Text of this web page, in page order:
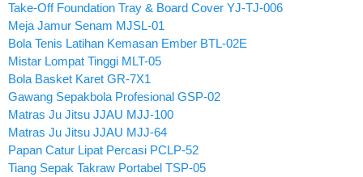
Take-Off Foundation Tray & Board Cover YJ-TJ-006
Meja Jamur Senam MJSL-01
Bola Tenis Latihan Kemasan Ember BTL-02E
Mistar Lompat Tinggi MLT-05
Bola Basket Karet GR-7X1
Gawang Sepakbola Profesional GSP-02
Matras Ju Jitsu JJAU MJJ-100
Matras Ju Jitsu JJAU MJJ-64
Papan Catur Lipat Percasi PCLP-52
Tiang Sepak Takraw Portabel TSP-05